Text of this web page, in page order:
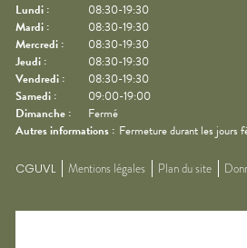
Lundi :
08:30-19:30
Mardi :
08:30-19:30
Mercredi :
08:30-19:30
Jeudi :
08:30-19:30
Vendredi :
08:30-19:30
Samedi :
09:00-19:00
Dimanche :
Fermé
Autres informations : Fermeture durant les jours
CGUVL Mentions légales Plan du site